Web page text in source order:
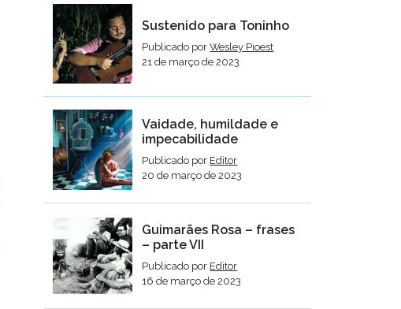
Sustenido para Toninho
Publicado porWesley Pioest
21 de março de 2023
Vaidade, humildade e
impecabilidade
Publicado por Editor
20 de março de 2023
Guimarães Rosa – frases
– parte VII
Publicado por Editor
16 de março de 2023